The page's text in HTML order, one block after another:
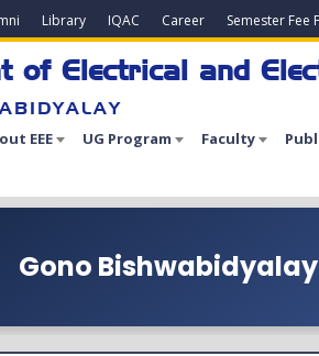
Library IQAC Career Semester Fee
of Electrical and
EEE UG Program Faculty
Gono